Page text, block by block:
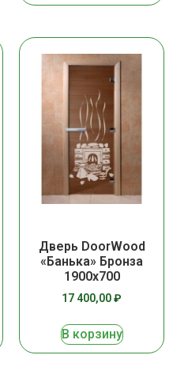
Дверь DoorWood
«Банька» Бронза
1900х700
17 400,00₽
В корзину